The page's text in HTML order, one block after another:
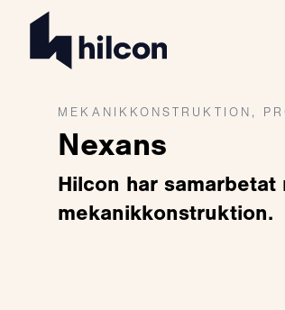
MEKANIKKONSTRUKTION,
Nexans
Hilcon har
mekanikkonstruktion.